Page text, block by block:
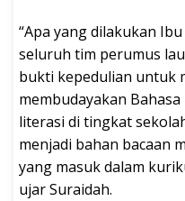
“Apa yang dilakukan
seluruh tim perumus
bukti kepedulian untuk
membudayakan
literasi di tingkat
menjadi bahan bacaan
yang masuk dalam
ujar Suraidah.